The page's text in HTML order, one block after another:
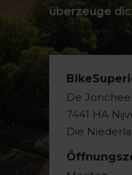
überzeuge
De
7441 HA
Die